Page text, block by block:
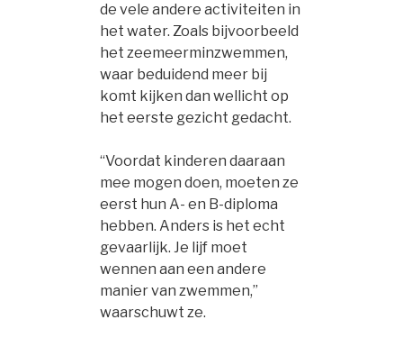
de vele andere activiteiten in
het water. Zoals bijvoorbeeld
het zeemeerminzwemmen,
waar beduidend meer bij
komt kijken dan wellicht op
het eerste gezicht gedacht.
“Voordat kinderen daaraan
mee mogen doen, moeten ze
eerst hun A- en B-diploma
hebben. Anders is het echt
gevaarlijk. Je lijf moet
wennen aan een andere
manier van zwemmen,”
waarschuwt ze.